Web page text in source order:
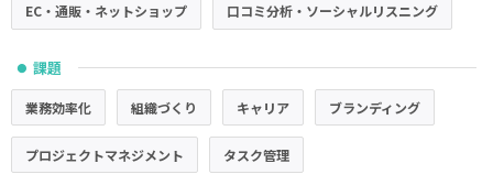
EC・通販・ネットショップ 口コミ分析・ソーシャルリスニング
● 課題
業務効率化 組織づくり キャリア ブランディング
プロジェクトマネジメント タスク管理